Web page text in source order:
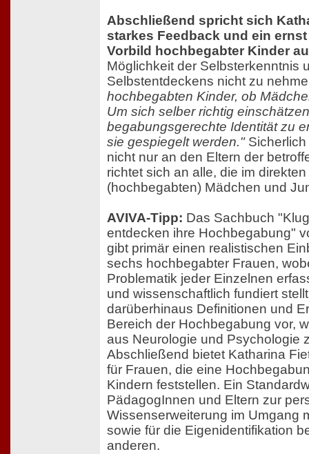
Abschließend spricht sich
starkes Feedback und ein
Vorbild hochbegabter Kinder
Möglichkeit der Selbsterkenntnis
Selbstentdeckens nicht zu
hochbegabten Kinder, ob
Um sich selber richtig
begabungsgerechte Identität zu
sie gespiegelt werden."Sicherlich
nicht nur an den Eltern der
richtet sich an alle, die im
(hochbegabten) Mädchen und
AVIVA-Tipp: Das Sachbuch
entdecken ihre Hochbegabung"
gibt primär einen realistischen
sechs hochbegabter Frauen,
Problematik jeder Einzelnen
und wissenschaftlich fundiert
darüberhinaus Definitionen und
Bereich der Hochbegabung vor,
aus Neurologie und Psychologie
Abschließend bietet Katharina
für Frauen, die eine
Kindern feststellen. Ein
PädagogInnen und Eltern zur
Wissenserweiterung im Umgang
sowie für die Eigenidentifikation
anderen.